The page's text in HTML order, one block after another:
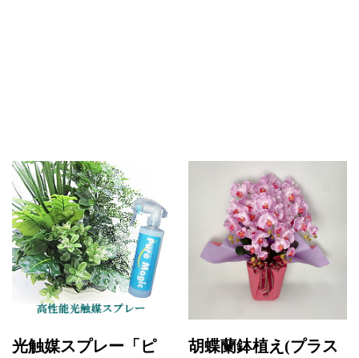
光触媒スプレー「ピ
胡蝶蘭鉢植え(プラス